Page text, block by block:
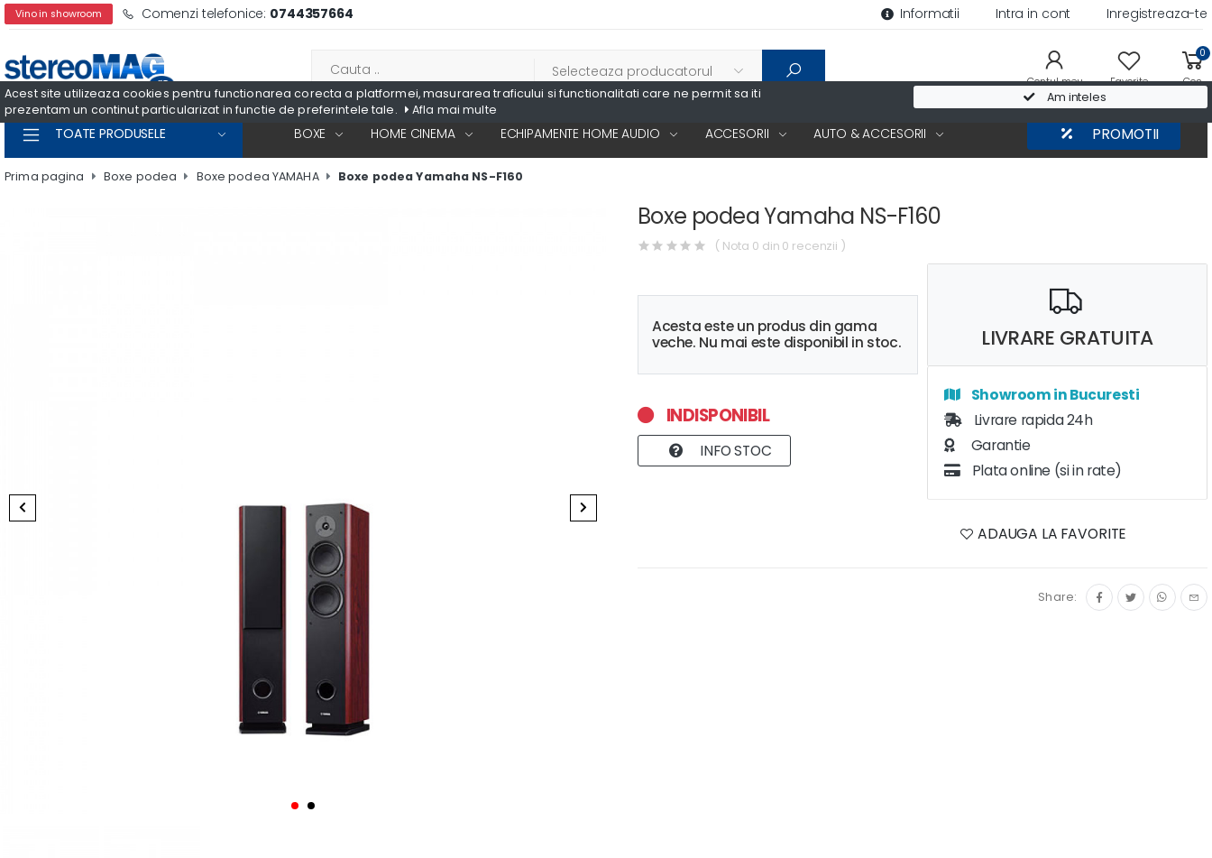
Acest site utilizeaza cookies pentru functionarea corecta a platformei, masurarea traficului si functionalitati care ne permit sa iti
prezentam un continut particularizat in functie de preferintele tale.
Afla mai multe
Am inteles
Vino in showroom Comenzi telefonice: 0744357664 Informatii Intra in cont Inregistreaza-te
Contul meu Favorite
0
Cos
TOATE PRODUSELE BOXE HOME CINEMA ECHIPAMENTE HOME AUDIO ACCESORII AUTO & ACCESORII PROMOTII
Prima pagina Boxe podea Boxe podea YAMAHA Boxe podea Yamaha NS-F160
Boxe podea Yamaha NS-F160
( Nota 0 din 0 recenzii )
Acesta este un produs din gama
veche. Nu mai este disponibil in stoc.
INDISPONIBIL
INFO STOC
LIVRARE GRATUITA
Showroom in Bucuresti
Livrare rapida 24h
Garantie
Plata online (si in rate)
ADAUGA LA FAVORITE
Share: